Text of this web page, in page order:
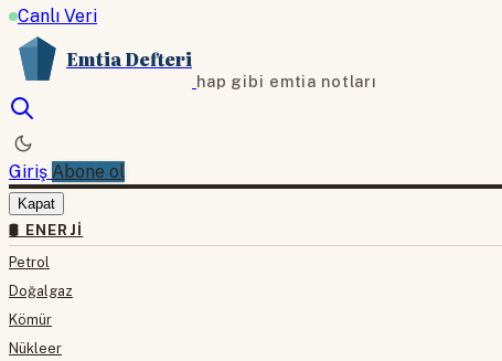
Canlı Veri
Emtia Defteri
hap gibi emtia notları
Giriş Abone ol
Kapat
🛢 ENERJI
Petrol
Doğalgaz
Kömür
Nükleer